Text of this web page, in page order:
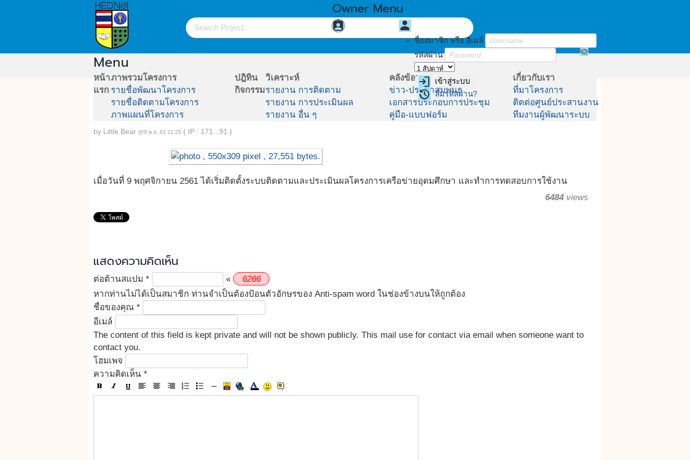
Owner Menu
assignment_ind person
ชื่อสมาชิก หรือ อีเมล์
รหัสผ่าน
visibility_off
login เข้าสู่ระบบ
restore ลืมรหัสผ่าน?
Menu
หน้า
แรก
ภาพรวมโครงการ
รายชื่อพัฒนาโครงการ
รายชื่อติดตามโครงการ
ภาพแผนที่โครงการ
ปฎิทิน
กิจกรรม
วิเคราะห์
รายงาน การติดตาม
รายงาน การประเมินผล
รายงาน อื่น ๆ
คลังข้อมูล
ข่าว-ประชาสัมพันธ์
เอกสารประกอบการประชุม
คู่มือ-แบบฟอร์ม
เกี่ยวกับเรา
ที่มาโครงการ
ติตต่อศูนย์ประสานงาน
ทีมงานผู้พัฒนาระบบ
ติดตั้งระบบติดตามและประเมินผลโครงการเครือข่ายอุดมศึกษา
หน้าหลัก Story 101 Sign in
by Little Bear @9 พ.ย. 61 21:25 ( IP : 171...91 )
เมื่อวันที่ 9 พฤศจิกายน 2561 ได้เริ่มติดตั้งระบบติดตามและประเมินผลโครงการเครือข่ายอุดมศึกษา และทำการทดสอบการใช้งาน
6484 views
แสดงความคิดเห็น
ต่อต้านสแปม * « 6266
หากท่านไม่ได้เป็นสมาชิก ท่านจำเป็นต้องป้อนตัวอักษรของ Anti-spam word ในช่องข้างบนให้ถูกต้อง
ชื่อของคุณ *
อีเมล์
The content of this field is kept private and will not be shown publicly. This mail use for contact via email when someone want to
contact you.
โฮมเพจ
ความคิดเห็น *